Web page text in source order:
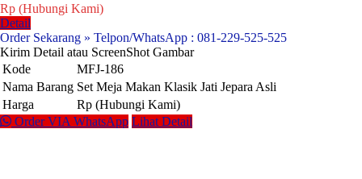
Rp (Hubungi Kami)
Detail
Order Sekarang » Telpon/WhatsApp : 081-229-525-525
Kirim Detail atau ScreenShot Gambar
Kode
MFJ-186
Nama Barang Set Meja Makan Klasik Jati Jepara Asli
Harga
Rp (Hubungi Kami)
Order VIA WhatsApp Lihat Detail